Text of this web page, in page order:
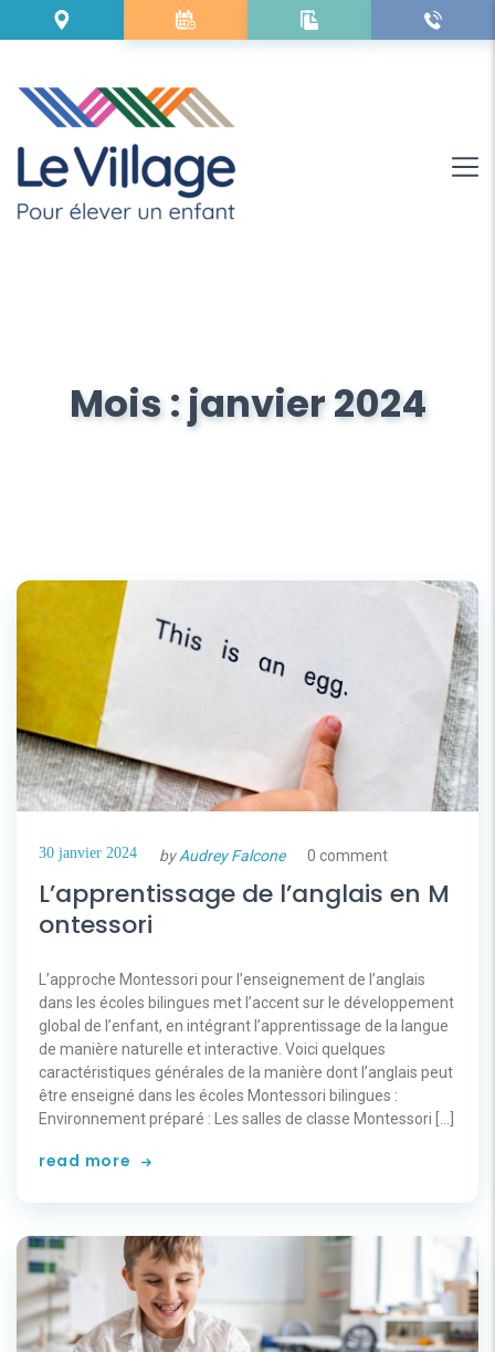
Mois : janvier 2024
30 janvier 2024 byAudrey Falcone 0 comment
L’apprentissage de l’anglais en M
ontessori
L’approche Montessori pour l’enseignement de l’anglais
dans les écoles bilingues met l’accent sur le développement
global de l’enfant, en intégrant l’apprentissage de la langue
de manière naturelle et interactive. Voici quelques
caractéristiques générales de la manière dont l’anglais peut
être enseigné dans les écoles Montessori bilingues :
Environnement préparé : Les salles de classe Montessori […]
read more